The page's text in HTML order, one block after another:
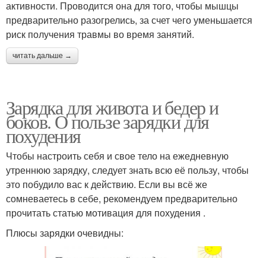
активности. Проводится она для того, чтобы мышцы
предварительно разогрелись, за счет чего уменьшается
риск получения травмы во время занятий.
читать дальше →
Зарядка для живота и бедер и
боков. О пользе зарядки для
похудения
Чтобы настроить себя и свое тело на ежедневную
утреннюю зарядку, следует знать всю её пользу, чтобы
это побудило вас к действию. Если вы всё же
сомневаетесь в себе, рекомендуем предварительно
прочитать статью мотивация для похудения .
Плюсы зарядки очевидны: